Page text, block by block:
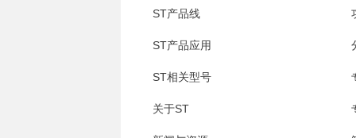
ST产品线
ST产品应用
ST相关型号
关于ST